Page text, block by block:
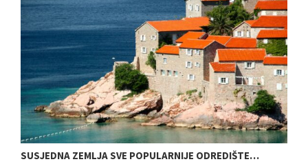
SUSJEDNA ZEMLJA SVE POPULARNIJE ODREDIŠTE…